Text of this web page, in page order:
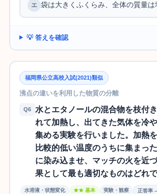
袋は大きくふくらみ、全体の質量は
💡 答えを確認
福岡県公立高校入試(2021)類似
沸点の違いを利用した物質の分離
Q6
水とエタノールの混合物を枝付
れて加熱し、出てきた気体を冷
集める実験を行いました。加熱
比較的低い温度のうちに集まっ
に染み込ませ、マッチの火を近
果として最も適切なものはどれで
水溶液・状態変化 ★★ 基本 実験・観察 正答率